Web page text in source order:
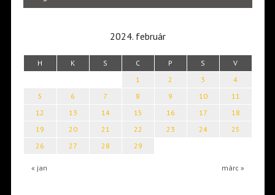
2024. február
H K S C P S V
« jan márc »
1 2 3
4
5
6 7 8 9 10
11
12
13 14 15 16 17
18
19
20 21 22 23 24
25
26
27 28 29